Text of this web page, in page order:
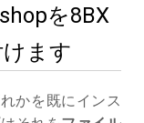
を8BX
ます
かを既にインス